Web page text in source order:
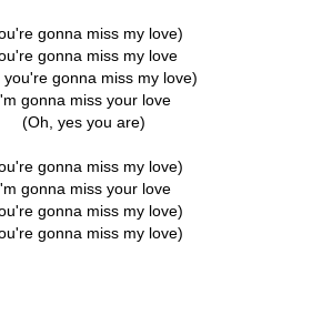
gonna miss my love)
gonna miss my love
you're gonna miss my love)
gonna miss your love
(Oh, yes you are)
gonna miss my love)
gonna miss your love
gonna miss my love)
gonna miss my love)